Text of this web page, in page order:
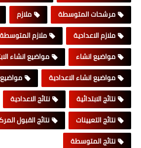
مرشحات المتوسطة
ملازم
ملازم الاعدادية
ملازم المتوسطة
مواضيع انشاء
مواضيع انشاء
مواضيع انشاء الاعدادية
نتائج الابتدائية
نتائج الاعدادية
نتائج التعيينات
نتائج القبول
نتائج المتوسطة